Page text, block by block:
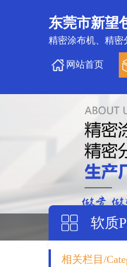
东莞市新望
精密涂布机、精密
网站首页
软质
相关栏目/